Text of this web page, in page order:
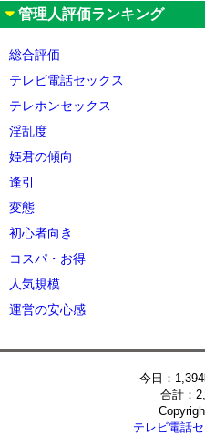
管理人評価ランキング
総合評価
テレビ電話セックス
テレホンセックス
淫乱度
姫君の傾向
逢引
変態
初心者向き
コスパ・お得
人気規模
運営の安心感
今日：
合計：
テレビ電話